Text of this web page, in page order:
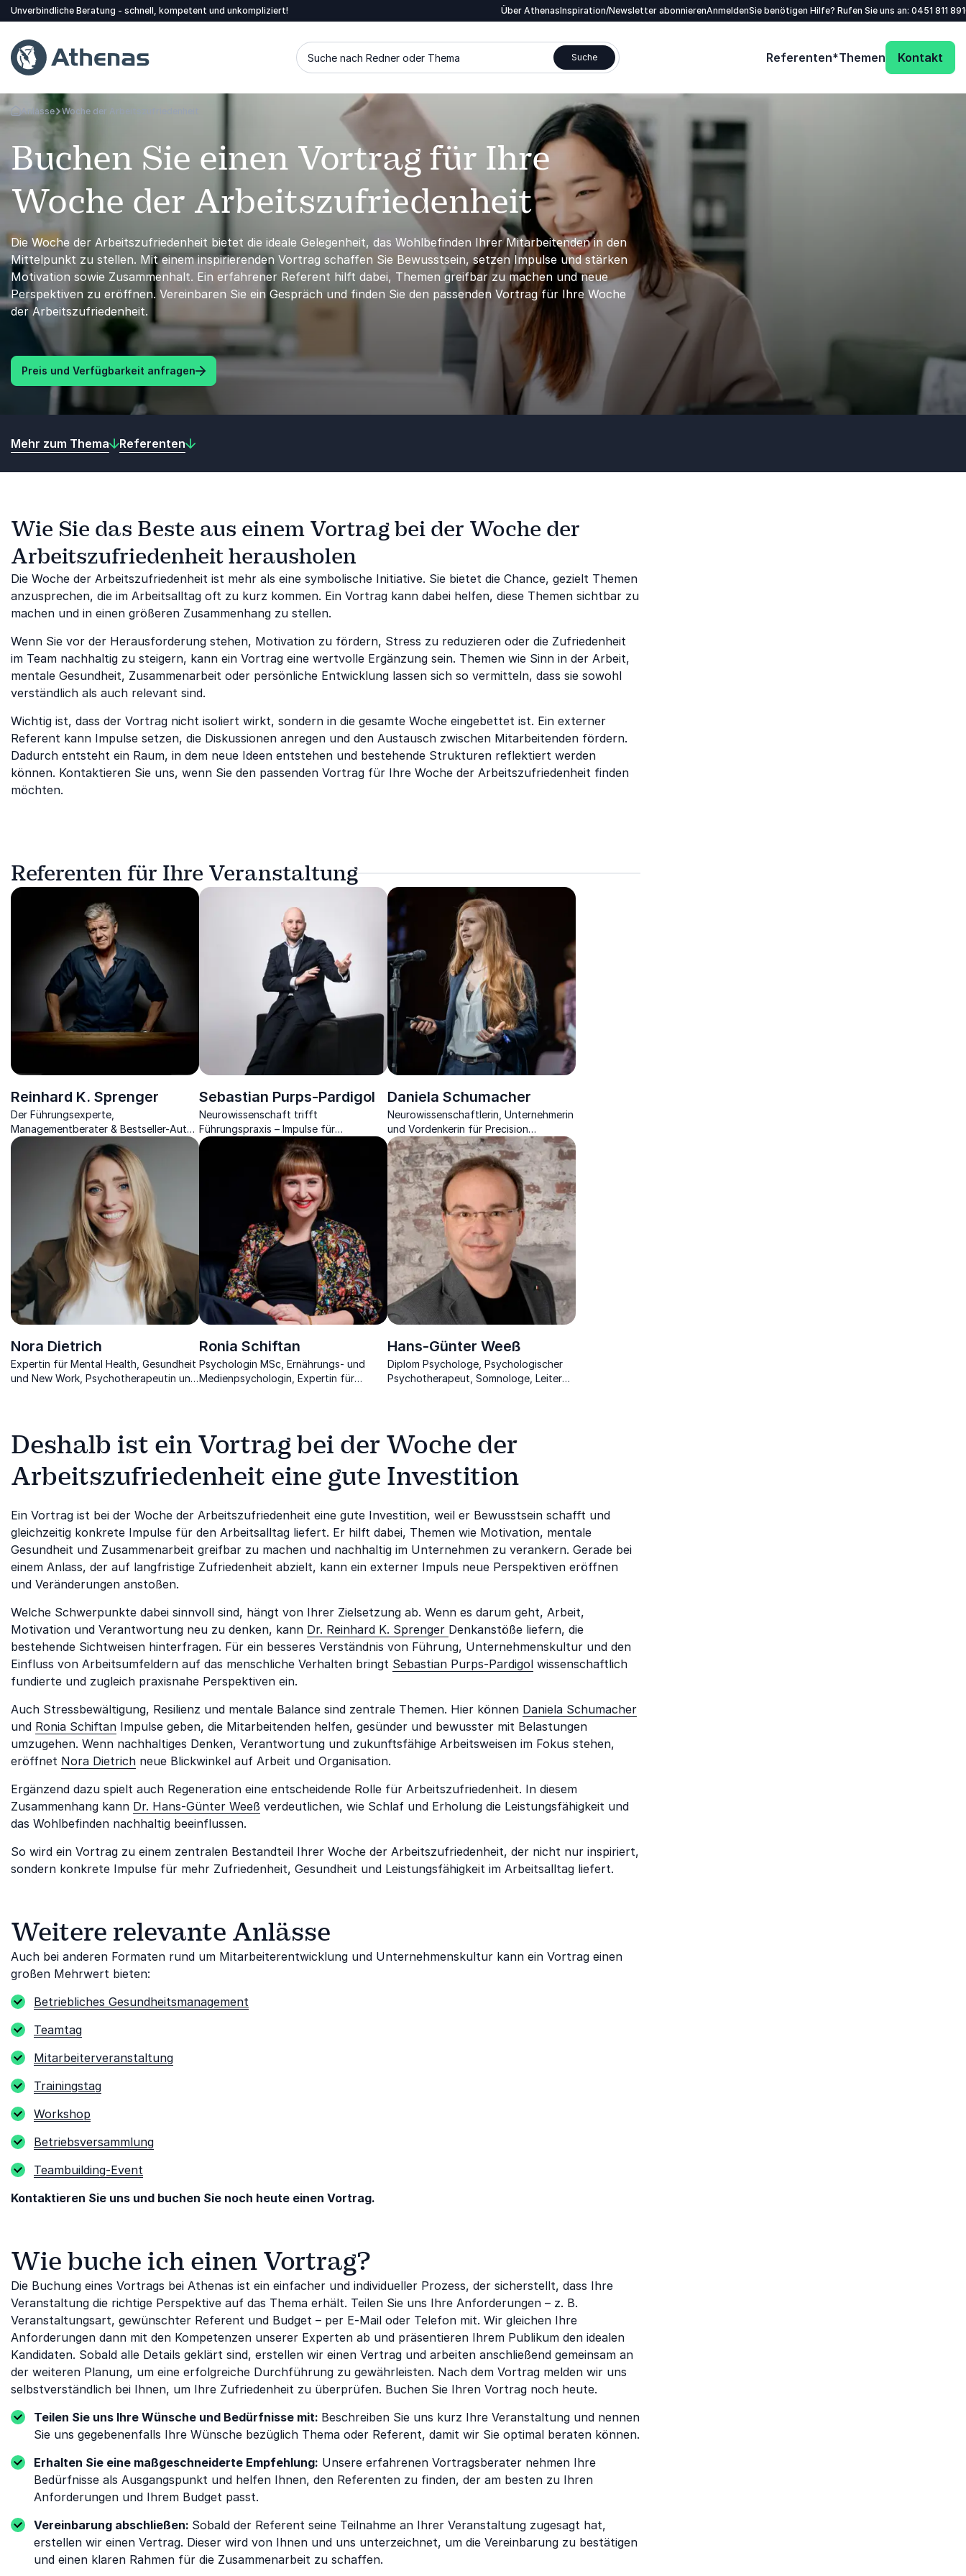
Unverbindliche Beratung - schnell, kompetent und unkompliziert! Über AthenasInspiration/Newsletter abonnierenAnmeldenSie benötigen Hilfe? Rufen Sie uns an: 0451 811
Suche nach Redner oder Thema Suche Referenten*Themen Kontakt
Zurück zur Startseite
Anlässe Woche der Arbeitszufriedenheit
Buchen Sie einen Vortrag für Ihre
Woche der Arbeitszufriedenheit
Die Woche der Arbeitszufriedenheit bietet die ideale Gelegenheit, das Wohlbefinden Ihrer Mitarbeitenden in den
Mittelpunkt zu stellen. Mit einem inspirierenden Vortrag schaffen Sie Bewusstsein, setzen Impulse und stärken
Motivation sowie Zusammenhalt. Ein erfahrener Referent hilft dabei, Themen greifbar zu machen und neue
Perspektiven zu eröffnen. Vereinbaren Sie ein Gespräch und finden Sie den passenden Vortrag für Ihre Woche
der Arbeitszufriedenheit.
Preis und Verfügbarkeit anfragen
Name*
E-Mail
Telefon
Unternehmen
Redner- oder Themenwunsch?
Mehr zum Thema Referenten
Wie Sie das Beste aus einem Vortrag bei der Woche der
Arbeitszufriedenheit herausholen
Die Woche der Arbeitszufriedenheit ist mehr als eine symbolische Initiative. Sie bietet die Chance, gezielt Themen
anzusprechen, die im Arbeitsalltag oft zu kurz kommen. Ein Vortrag kann dabei helfen, diese Themen sichtbar zu
machen und in einen größeren Zusammenhang zu stellen.
Wenn Sie vor der Herausforderung stehen, Motivation zu fördern, Stress zu reduzieren oder die Zufriedenheit
im Team nachhaltig zu steigern, kann ein Vortrag eine wertvolle Ergänzung sein. Themen wie Sinn in der Arbeit,
mentale Gesundheit, Zusammenarbeit oder persönliche Entwicklung lassen sich so vermitteln, dass sie sowohl
verständlich als auch relevant sind.
Wichtig ist, dass der Vortrag nicht isoliert wirkt, sondern in die gesamte Woche eingebettet ist. Ein externer
Referent kann Impulse setzen, die Diskussionen anregen und den Austausch zwischen Mitarbeitenden fördern.
Dadurch entsteht ein Raum, in dem neue Ideen entstehen und bestehende Strukturen reflektiert werden
können. Kontaktieren Sie uns, wenn Sie den passenden Vortrag für Ihre Woche der Arbeitszufriedenheit finden
möchten.
Referenten für Ihre Veranstaltung
Reinhard K. Sprenger
Der Führungsexperte,
Managementberater & Bestseller-Autor
bringt Organisation und Motivation
zurück ins Unternehmen.
Sebastian Purps-Pardigol
Neurowissenschaft trifft
Führungspraxis – Impulse für
Neuroresilienz, Transformation und
nachhaltige Leistung.
Daniela Schumacher
Neurowissenschaftlerin, Unternehmerin
und Vordenkerin für Precision
Mental Health
Nora Dietrich
Expertin für Mental Health, Gesundheit
und New Work, Psychotherapeutin und
Ronia Schiftan
Psychologin MSc, Ernährungs- und
Medienpsychologin, Expertin für
Hans-Günter Weeß
Diplom Psychologe, Psychologischer
Psychotherapeut, Somnologe, Leiter
Deshalb ist ein Vortrag bei der Woche der
Arbeitszufriedenheit eine gute Investition
Ein Vortrag ist bei der Woche der Arbeitszufriedenheit eine gute Investition, weil er Bewusstsein schafft und
gleichzeitig konkrete Impulse für den Arbeitsalltag liefert. Er hilft dabei, Themen wie Motivation, mentale
Gesundheit und Zusammenarbeit greifbar zu machen und nachhaltig im Unternehmen zu verankern. Gerade bei
einem Anlass, der auf langfristige Zufriedenheit abzielt, kann ein externer Impuls neue Perspektiven eröffnen
und Veränderungen anstoßen.
Welche Schwerpunkte dabei sinnvoll sind, hängt von Ihrer Zielsetzung ab. Wenn es darum geht, Arbeit,
Motivation und Verantwortung neu zu denken, kann Dr. Reinhard K. Sprenger Denkanstöße liefern, die
bestehende Sichtweisen hinterfragen. Für ein besseres Verständnis von Führung, Unternehmenskultur und den
Einfluss von Arbeitsumfeldern auf das menschliche Verhalten bringt Sebastian Purps-Pardigol wissenschaftlich
fundierte und zugleich praxisnahe Perspektiven ein.
Auch Stressbewältigung, Resilienz und mentale Balance sind zentrale Themen. Hier können Daniela Schumacher
und Ronia Schiftan Impulse geben, die Mitarbeitenden helfen, gesünder und bewusster mit Belastungen
umzugehen. Wenn nachhaltiges Denken, Verantwortung und zukunftsfähige Arbeitsweisen im Fokus stehen,
eröffnet Nora Dietrich neue Blickwinkel auf Arbeit und Organisation.
Ergänzend dazu spielt auch Regeneration eine entscheidende Rolle für Arbeitszufriedenheit. In diesem
Zusammenhang kann Dr. Hans-Günter Weeß verdeutlichen, wie Schlaf und Erholung die Leistungsfähigkeit und
das Wohlbefinden nachhaltig beeinflussen.
So wird ein Vortrag zu einem zentralen Bestandteil Ihrer Woche der Arbeitszufriedenheit, der nicht nur inspiriert,
sondern konkrete Impulse für mehr Zufriedenheit, Gesundheit und Leistungsfähigkeit im Arbeitsalltag liefert.
Weitere relevante Anlässe
Auch bei anderen Formaten rund um Mitarbeiterentwicklung und Unternehmenskultur kann ein Vortrag einen
großen Mehrwert bieten:
Betriebliches Gesundheitsmanagement
Teamtag
Mitarbeiterveranstaltung
Trainingstag
Workshop
Betriebsversammlung
Teambuilding-Event
Kontaktieren Sie uns und buchen Sie noch heute einen Vortrag.
Wie buche ich einen Vortrag?
Die Buchung eines Vortrags bei Athenas ist ein einfacher und individueller Prozess, der sicherstellt, dass Ihre
Veranstaltung die richtige Perspektive auf das Thema erhält. Teilen Sie uns Ihre Anforderungen – z. B.
Veranstaltungsart, gewünschter Referent und Budget – per E-Mail oder Telefon mit. Wir gleichen Ihre
Anforderungen dann mit den Kompetenzen unserer Experten ab und präsentieren Ihrem Publikum den idealen
Kandidaten. Sobald alle Details geklärt sind, erstellen wir einen Vertrag und arbeiten anschließend gemeinsam an
der weiteren Planung, um eine erfolgreiche Durchführung zu gewährleisten. Nach dem Vortrag melden wir uns
selbstverständlich bei Ihnen, um Ihre Zufriedenheit zu überprüfen. Buchen Sie Ihren Vortrag noch heute.
Teilen Sie uns Ihre Wünsche und Bedürfnisse mit: Beschreiben Sie uns kurz Ihre Veranstaltung und nennen
Sie uns gegebenenfalls Ihre Wünsche bezüglich Thema oder Referent, damit wir Sie optimal beraten können.
Erhalten Sie eine maßgeschneiderte Empfehlung: Unsere erfahrenen Vortragsberater nehmen Ihre
Bedürfnisse als Ausgangspunkt und helfen Ihnen, den Referenten zu finden, der am besten zu Ihren
Anforderungen und Ihrem Budget passt.
Vereinbarung abschließen: Sobald der Referent seine Teilnahme an Ihrer Veranstaltung zugesagt hat,
erstellen wir einen Vertrag. Dieser wird von Ihnen und uns unterzeichnet, um die Vereinbarung zu bestätigen
und einen klaren Rahmen für die Zusammenarbeit zu schaffen.